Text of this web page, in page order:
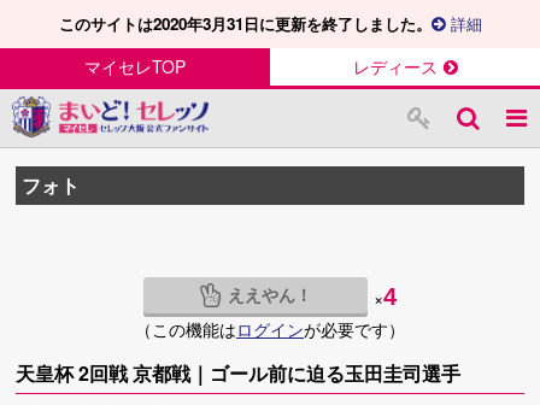
このサイトは2020年3月31日に更新を終了しました。 詳細
マイセレTOP レディース
フォト
ええやん！ ×4
（この機能はログインが必要です）
天皇杯 2回戦 京都戦｜ゴール前に迫る玉田圭司選手